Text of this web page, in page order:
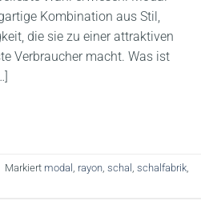
Kombination aus Stil,
die sie zu einer attraktiven
Verbraucher macht. Was ist
Markiert modal rayon schal schalfabrik